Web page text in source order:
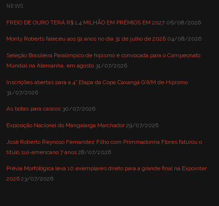
NEWS
FREIO DE OURO TERÁ R$ 1,4 MILHÃO EM PRÊMIOS EM 2027 06/08/2026
Monty Roberts faleceu aos 91 anos no dia 31 de julho de 2026 04/08/2026
Seleção Brasileira Paralímpico de hipismo é convocada para o Campeonato
Mundial na Alemanha, em agosto 31/07/2026
Inscrições abertas para a 4° Etapa da Copa Caxangá GWM de Hipismo
31/07/2026
As botas para cascos 30/07/2026
Exposição Nacional do Mangalarga Marchador 29/07/2026
José Roberto Reynoso Fernandez Filho com Primmadonna Flores faturou o
título sul-americano 7 anos 28/07/2026
Prévia Morfológica leva 10 exemplares direto para a grande final na Expointer
2026 23/07/2026